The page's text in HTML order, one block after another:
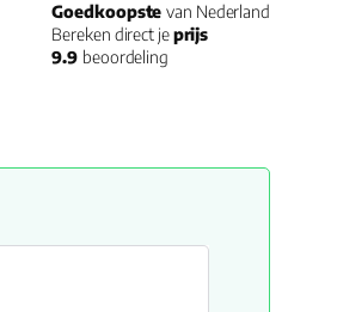
Goedkoopstevan Nederland
Bereken direct jeprijs
9.9 beoordeling